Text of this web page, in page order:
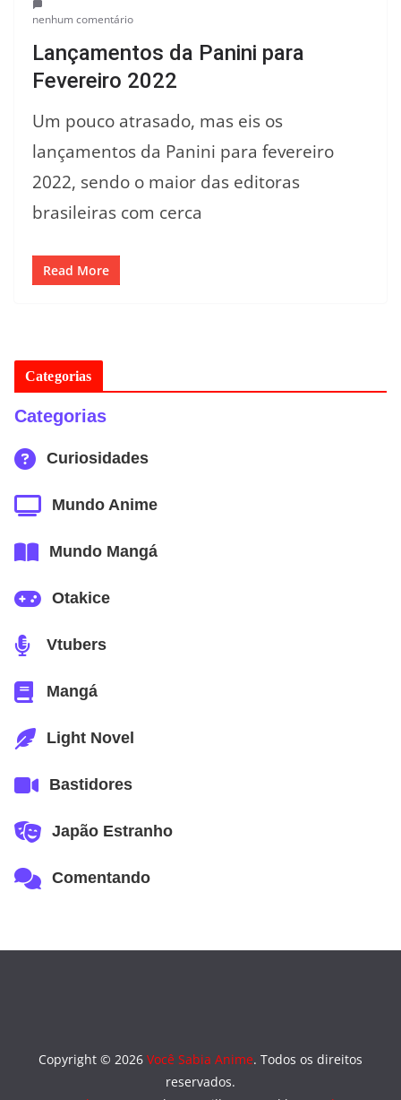
nenhum comentário
Lançamentos da Panini para
Fevereiro 2022
Um pouco atrasado, mas eis os
lançamentos da Panini para fevereiro
2022, sendo o maior das editoras
brasileiras com cerca
Read More
Categorias
Categorias
Curiosidades
Mundo Anime
Mundo Mangá
Otakice
Vtubers
Mangá
Light Novel
Bastidores
Japão Estranho
Comentando
Copyright © 2026 Você Sabia Anime. Todos os direitos
reservados.